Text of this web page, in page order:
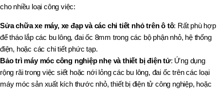
cho nhiều loại công việc:
Sửa chữa xe máy, xe đạp và các chi tiết nhỏ trên ô tô: Rất phù hợp
để tháo lắp các bu lông, đai ốc 8mm trong các bộ phận nhỏ, hệ thống
điện, hoặc các chi tiết phức tạp.
Bảo trì máy móc công nghiệp nhẹ và thiết bị điện tử: Ứng dụng
rộng rãi trong việc siết hoặc nới lỏng các bu lông, đai ốc trên các loại
máy móc sản xuất kích thước nhỏ, thiết bị điện tử công nghiệp, hoặc